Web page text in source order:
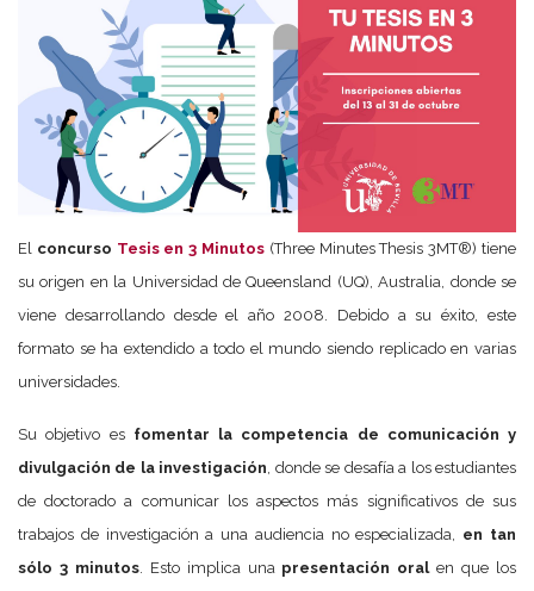
El concurso Tesis en 3 Minutos (Three Minutes Thesis 3MT®) tiene
su origen en la Universidad de Queensland (UQ), Australia, donde se
viene desarrollando desde el año 2008. Debido a su éxito, este
formato se ha extendido a todo el mundo siendo replicado en varias
universidades.
Su objetivo es fomentar la competencia de comunicación y
divulgación de la investigación, donde se desafía a los estudiantes
de doctorado a comunicar los aspectos más significativos de sus
trabajos de investigación a una audiencia no especializada, en tan
sólo 3 minutos. Esto implica una presentación oralen que los